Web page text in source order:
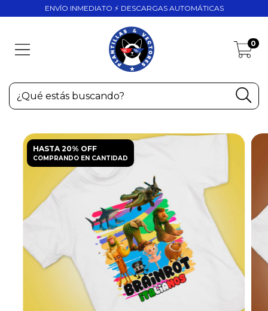
ENVÍO INMEDIATO ⚡ DESCARGAS AUTOMÁTICAS
0
HASTA 20% OFF
COMPRANDO EN CANTIDAD